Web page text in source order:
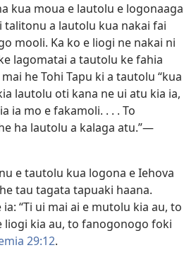
kua moua e lautolu e logonaaga
talitonu a lautolu kua nakai fai
mooli. Ka ko e liogi ne nakai ni
lagomatai a tautolu ke fahia
he Tohi Tapu ki a tautolu “kua
lautolu oti kana ne ui atu kia ia,
ia mo e fakamoli. . . . To
ha lautolu a kalaga atu.”​—
e tautolu kua logona e Iehova
tau tagata tapuaki haana.
“Ti ui mai ai e mutolu kia au, to
liogi kia au, to fanogonogo foki
29:12.